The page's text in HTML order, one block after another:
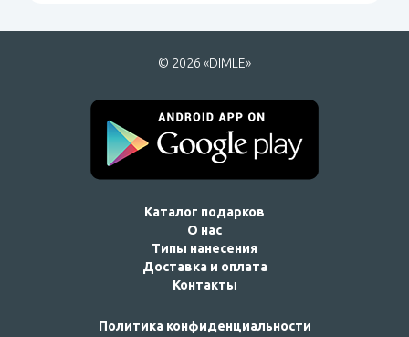
© 2026 «DIMLE»
Каталог подарков
О нас
Типы нанесения
Доставка и оплата
Контакты
Политика конфиденциальности